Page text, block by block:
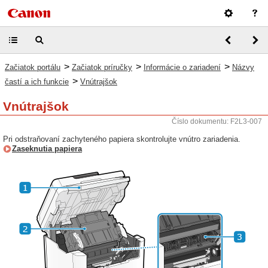
Začiatok portálu > Začiatok príručky > Informácie o zariadení > Názvy
častí a ich funkcie > Vnútrajšok
Vnútrajšok
Číslo dokumentu: F2L3-007
Pri odstraňovaní zachyteného papiera skontrolujte vnútro zariadenia.
Zaseknutia papiera